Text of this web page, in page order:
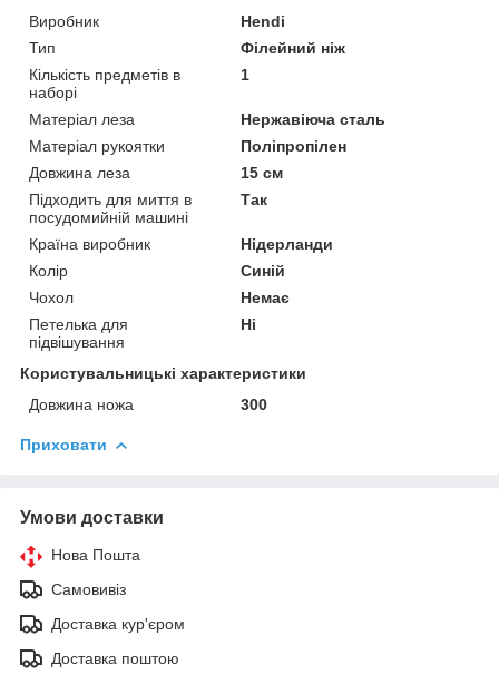
Виробник
Hendi
Тип
Філейний ніж
Кількість предметів в
наборі
1
Матеріал леза
Нержавіюча сталь
Матеріал рукоятки
Поліпропілен
Довжина леза
15 см
Підходить для миття в
посудомийній машині
Так
Країна виробник
Нідерланди
Колір
Синій
Чохол
Немає
Петелька для
підвішування
Ні
Користувальницькі характеристики
Довжина ножа
300
Приховати
Умови доставки
Нова Пошта
Самовивіз
Доставка кур'єром
Доставка поштою